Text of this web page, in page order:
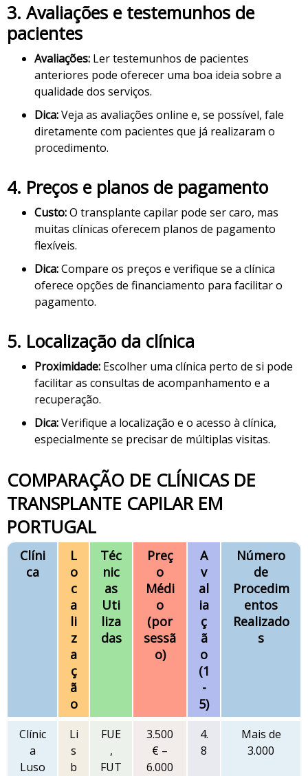
3. Avaliações e testemunhos de
pacientes
Avaliações: Ler testemunhos de pacientes
anteriores pode oferecer uma boa ideia sobre a
qualidade dos serviços.
Dica:Veja as avaliações online e, se possível, fale
diretamente com pacientes que já realizaram o
procedimento.
4. Preços e planos de pagamento
Custo:O transplante capilar pode ser caro, mas
muitas clínicas oferecem planos de pagamento
flexíveis.
Dica:Compare os preços e verifique se a clínica
oferece opções de financiamento para facilitar o
pagamento.
5. Localização da clínica
Proximidade: Escolher uma clínica perto de si pode
facilitar as consultas de acompanhamento e a
recuperação.
Dica:Verifique a localização e o acesso à clínica,
especialmente se precisar de múltiplas visitas.
COMPARAÇÃO DE CLÍNICAS DE
TRANSPLANTE CAPILAR EM
PORTUGAL
Clíni
ca
L
o
c
a
li
z
a
ç
ã
o
Téc
nic
as
Uti
liza
das
Preç
o
Médi
o
(por
sessã
o)
A
v
al
ia
ç
ã
o
(1
-
5)
Número
de
Procedim
entos
Realizado
s
Clínic
a
Luso
Li
s
b
FUE
,
FUT
3.500
€ –
6.000
4.
8
Mais de
3.000